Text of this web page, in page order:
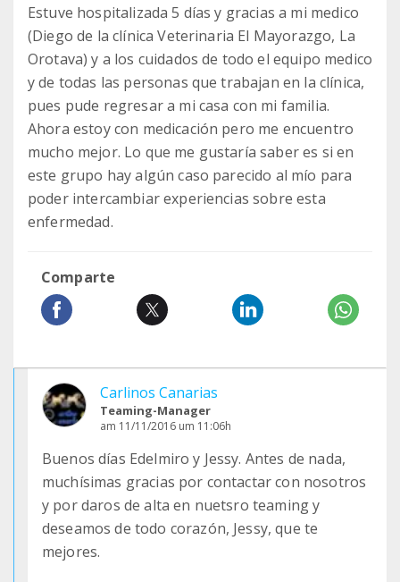
Estuve hospitalizada 5 días y gracias a mi medico
(Diego de la clínica Veterinaria El Mayorazgo, La
Orotava) y a los cuidados de todo el equipo medico
y de todas las personas que trabajan en la clínica,
pues pude regresar a mi casa con mi familia.
Ahora estoy con medicación pero me encuentro
mucho mejor. Lo que me gustaría saber es si en
este grupo hay algún caso parecido al mío para
poder intercambiar experiencias sobre esta
enfermedad.
Comparte
Carlinos Canarias
Teaming-Manager
am 11/11/2016 um 11:06h
Buenos días Edelmiro y Jessy. Antes de nada,
muchísimas gracias por contactar con nosotros
y por daros de alta en nuetsro teaming y
deseamos de todo corazón, Jessy, que te
mejores.